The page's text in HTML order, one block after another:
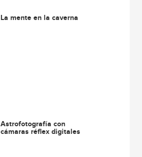
La mente en la caverna
Astrofotografía con
cámaras réflex digitales